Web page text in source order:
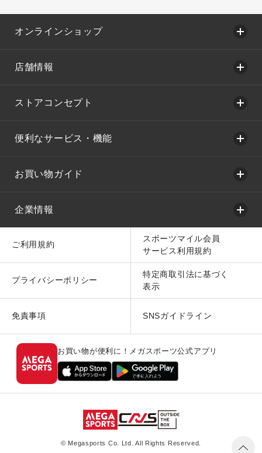
オンラインショップ
店舗情報
ストアコンセプト
便利なサービス・機能
お買い物ガイド
企業情報
ご利用規約
スポーツマイル会員
サービス利用規約
プライバシーポリシー
特定商取引法に基づく
表示
免責事項 SNSガイドライン
お買い物が便利に！メガスポーツ公式アプリ
© Megasports Co. Ltd. All Rights Reserved.